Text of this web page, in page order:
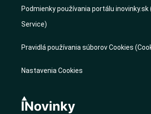
Podmienky používania portálu
Service)
Pravidlá používania súborov Cookies
Nastavenia Cookies